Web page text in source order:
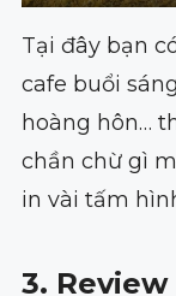
Tại đây bạn
cafe buổi
hoàng hôn…
chần chừ gì
in vài tấm
3. Review